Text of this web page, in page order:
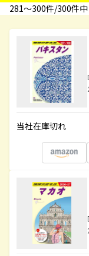
281〜300件/300件
当社在庫切れ